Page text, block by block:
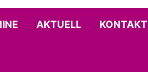
AKTUELL KONTAKT